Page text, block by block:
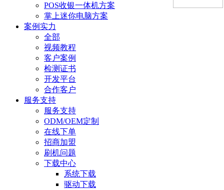
POS收银一体机方案
掌上迷你电脑方案
案例实力
全部
视频教程
客户案例
检测证书
开发平台
合作客户
服务支持
服务支持
ODM/OEM定制
在线下单
招商加盟
刷机问题
下载中心
系统下载
驱动下载